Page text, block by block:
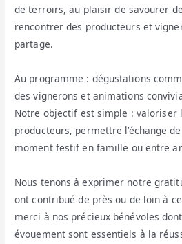
de terroirs, au plaisir de savourer
rencontrer des producteurs et
partage.
Au programme : dégustations
des vignerons et animations
Notre objectif est simple : valoriser
producteurs, permettre l’échange
moment festif en famille ou entre
Nous tenons à exprimer notre
ont contribué de près ou de loin à
merci à nos précieux bénévoles
évouement sont essentiels à la